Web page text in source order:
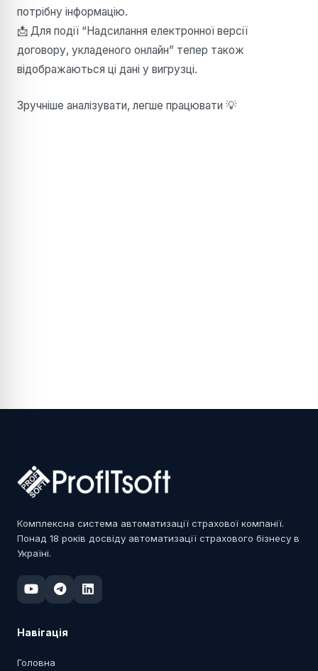
потрібну інформацію.
📩 Для події “Надсилання електронної версії
договору, укладеного онлайн” тепер також
відображаються ці дані у вигрузці.
Зручніше аналізувати, легше працювати 💡
Комплексна система автоматизації страхової компанії.
Понад 18 років досвіду автоматизації страхового бізнесу в
Україні.
Навігація
Головна